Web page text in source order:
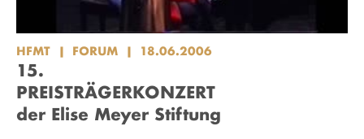
HFMT FORUM 18.06.2006
15.
PREISTRÄGERKONZERT
der Elise Meyer Stiftung